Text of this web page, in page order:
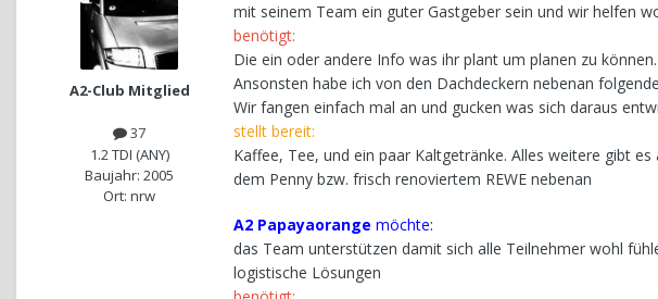
A2-Club Mitglied
37
1.2 TDI (ANY)
Baujahr: 2005
Ort: nrw
mit seinem Team ein guter Gastgeber sein und wir helfen
benötigt:
Die ein oder andere Info was ihr plant um planen zu können.
Ansonsten habe ich von den Dachdeckern nebenan
Wir fangen einfach mal an und gucken was sich daraus
stellt bereit:
Kaffee, Tee, und ein paar Kaltgetränke. Alles weitere gibt es
dem Penny bzw. frisch renoviertem REWE nebenan
A2 Papayaorange möchte:
das Team unterstützen damit sich alle Teilnehmer wohl
logistische Lösungen